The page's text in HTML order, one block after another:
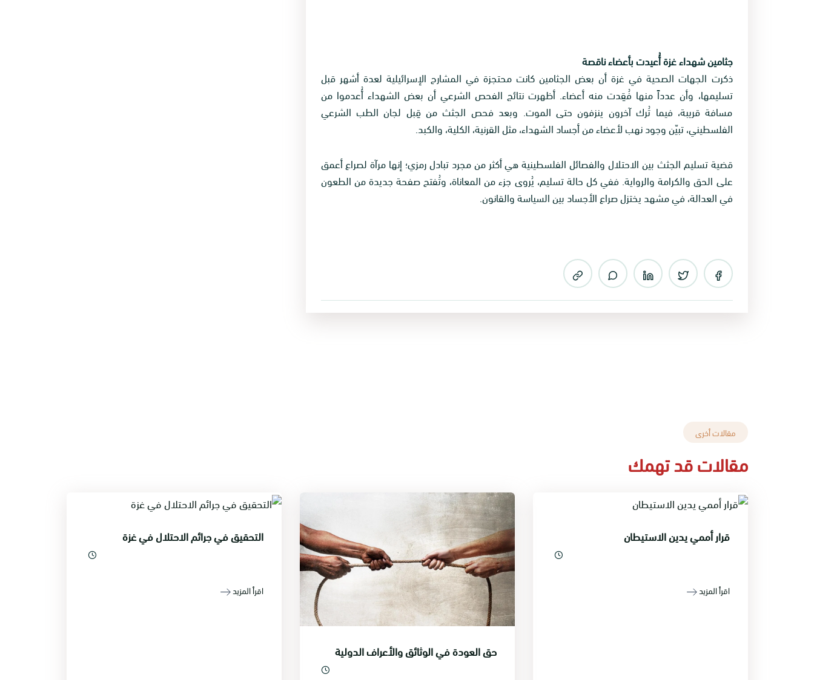
جثامين شهداء غزة أُعيدت بأعضاء ناقصة
ذكرت الجهات الصحية في غزة أن بعض الجثامين كانت محتجزة في المشارح الإسرائيلية لعدة أشهر قبل
تسليمها، وأن عدداً منها فُقِدت منه أعضاء. أظهرت نتائج الفحص الشرعي أن بعض الشهداء أُعدموا من
مسافة قريبة، فيما تُرك آخرون ينزفون حتى الموت. وبعد فحص الجثث من قِبل لجان الطب الشرعي
الفلسطيني، تبيّن وجود نهب لأعضاء من أجساد الشهداء، مثل القرنية، الكلية، والكبد.
قضية تسليم الجثث بين الاحتلال والفصائل الفلسطينية هي أكثر من مجرد تبادل رمزي؛ إنها مرآة لصراع أعمق
على الحق والكرامة والرواية. ففي كل حالة تسليم، يُروى جزء من المعاناة، وتُفتح صفحة جديدة من الطعون
في العدالة، في مشهد يختزل صراع الأجساد بين السياسة والقانون.
مقالات أخرى
مقالات قد تهمك
قرار أممي يدين الاستيطان
اقرأ المزيد
حق العودة في الوثائق والأعراف الدولية
التحقيق في جرائم الاحتلال في غزة
اقرأ المزيد